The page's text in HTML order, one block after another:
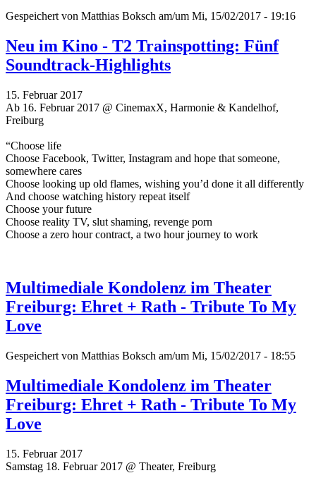
Gespeichert von Matthias Boksch am/um Mi, 15/02/2017 - 19:16
Neu im Kino - T2 Trainspotting: Fünf
Soundtrack-Highlights
15. Februar 2017
Ab 16. Februar 2017 @ CinemaxX, Harmonie & Kandelhof,
Freiburg
“Choose life
Choose Facebook, Twitter, Instagram and hope that someone,
somewhere cares
Choose looking up old flames, wishing you’d done it all differently
And choose watching history repeat itself
Choose your future
Choose reality TV, slut shaming, revenge porn
Choose a zero hour contract, a two hour journey to work
Multimediale Kondolenz im Theater
Freiburg: Ehret + Rath - Tribute To My
Love
Gespeichert von Matthias Boksch am/um Mi, 15/02/2017 - 18:55
Multimediale Kondolenz im Theater
Freiburg: Ehret + Rath - Tribute To My
Love
15. Februar 2017
Samstag 18. Februar 2017 @ Theater, Freiburg